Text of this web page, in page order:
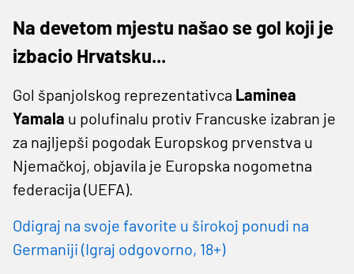
Na devetom mjestu našao se gol koji je
izbacio Hrvatsku...
Gol španjolskog reprezentativca Laminea
Yamala u polufinalu protiv Francuske izabran je
za najljepši pogodak Europskog prvenstva u
Njemačkoj, objavila je Europska nogometna
federacija (UEFA).
Odigraj na svoje favorite u širokoj ponudi na
Germaniji (Igraj odgovorno, 18+)